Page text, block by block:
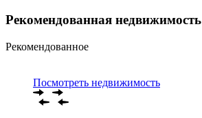
Рекомендованная недвижимость
Рекомендованное
Посмотреть недвижимость